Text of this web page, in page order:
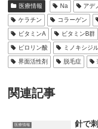
医療情報 Na アデ
ケラチン
コラーゲン
ビタミンA
ビタミンB群
ピロリン酸
ミノキシジ
界面活性剤
脱毛症
関連記事
医療情報
針で